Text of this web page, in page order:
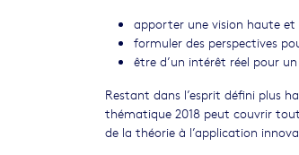
apporter une vision haute et
formuler des perspectives
être d’un intérêt réel pour
Restant dans l’esprit défini plus
thématique 2018 peut couvrir
de la théorie à l’application